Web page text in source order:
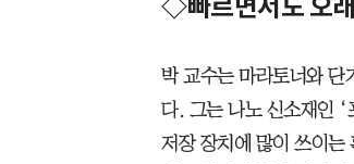
◇빠르면서도 오
박 교수는 마라토너와 단
다. 그는 나노 신소재인 ‘
저장 장치에 많이 쓰이는